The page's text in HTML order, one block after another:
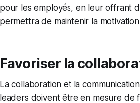
pour les employés, en leur offrant
permettra de maintenir la
Favoriser la
La collaboration et la
leaders doivent être en mesure